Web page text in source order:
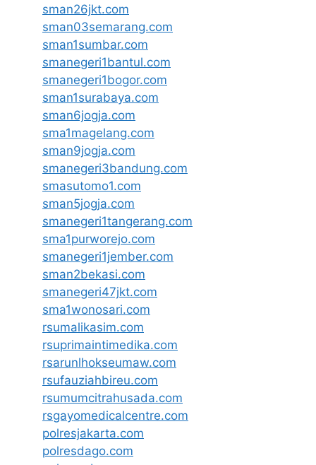
sman26jkt.com
sman03semarang.com
sman1sumbar.com
smanegeri1bantul.com
smanegeri1bogor.com
sman1surabaya.com
sman6jogja.com
sma1magelang.com
sman9jogja.com
smanegeri3bandung.com
smasutomo1.com
sman5jogja.com
smanegeri1tangerang.com
sma1purworejo.com
smanegeri1jember.com
sman2bekasi.com
smanegeri47jkt.com
sma1wonosari.com
rsumalikasim.com
rsuprimaintimedika.com
rsarunlhokseumaw.com
rsufauziahbireu.com
rsumumcitrahusada.com
rsgayomedicalcentre.com
polresjakarta.com
polresdago.com